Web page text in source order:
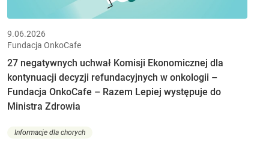
9.06.2026
Fundacja OnkoCafe
27 negatywnych uchwał Komisji Ekonomicznej dla
kontynuacji decyzji refundacyjnych w onkologii –
Fundacja OnkoCafe – Razem Lepiej występuje do
Ministra Zdrowia
Informacje dla chorych